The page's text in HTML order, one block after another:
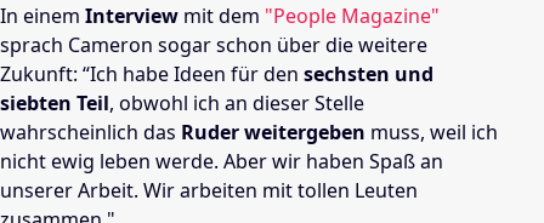
In einem Interview mit dem "People Magazine"
sprach Cameron sogar schon über die weitere
Zukunft: “Ich habe Ideen für den sechsten und
siebten Teil, obwohl ich an dieser Stelle
wahrscheinlich das Ruder weitergeben muss, weil ich
nicht ewig leben werde. Aber wir haben Spaß an
unserer Arbeit. Wir arbeiten mittollen Leuten